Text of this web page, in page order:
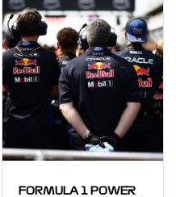
FORMULA 1 POWER